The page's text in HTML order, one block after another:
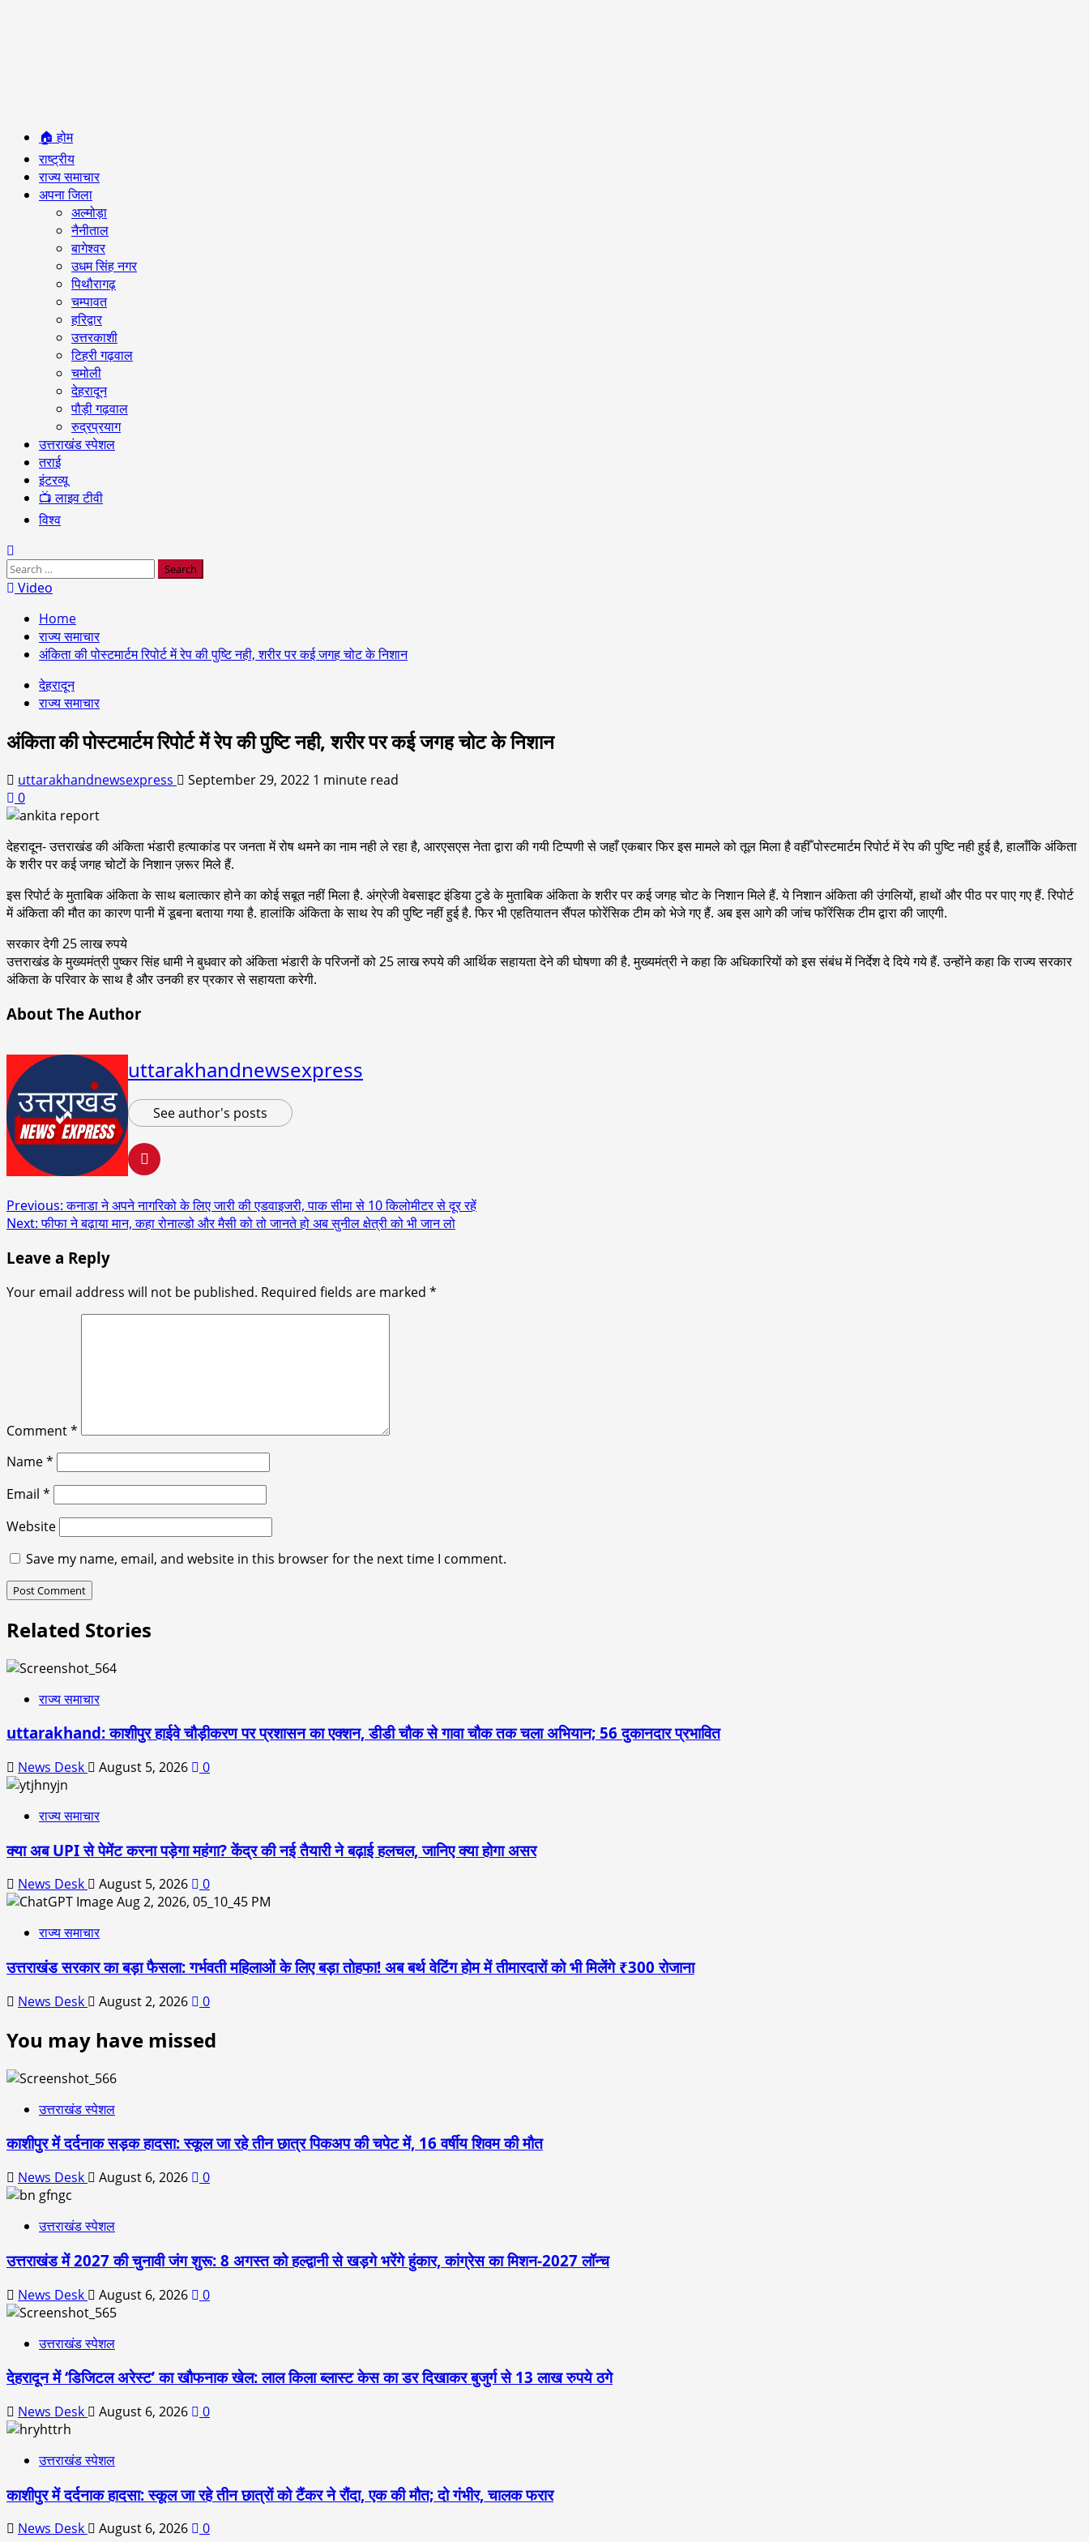
Primary
Menu
🏠 होम
राष्ट्रीय
राज्य समाचार
अपना जिला
अल्मोड़ा
नैनीताल
बागेश्वर
उधम सिंह नगर
पिथौरागढ़
चम्पावत
हरिद्वार
उत्तरकाशी
टिहरी गढ़वाल
चमोली
देहरादून
पौड़ी गढ़वाल
रुद्रप्रयाग
उत्तराखंड स्पेशल
तराई
इंटरव्यू
📺 लाइव टीवी
विश्व
Search
for:Video
Home
राज्य समाचार
अंकिता की पोस्टमार्टम रिपोर्ट में रेप की पुष्टि नही, शरीर पर कई जगह चोट के निशान
देहरादून
राज्य समाचार
अंकिता की पोस्टमार्टम रिपोर्ट में रेप की पुष्टि नही, शरीर पर कई जगह चोट के निशान
uttarakhandnewsexpress September 29, 2022 1 minute read
0
देहरादून- उत्तराखंड की अंकिता भंडारी हत्याकांड पर जनता में रोष थमने का नाम नही ले रहा है, आरएसएस नेता द्वारा की गयी टिप्पणी से जहाँ एकबार फिर इस मामले को तूल मिला है वहीँ पोस्टमार्टम रिपोर्ट में रेप की पुष्टि नही हुई है, हालाँकि अंकिता
के शरीर पर कई जगह चोटों के निशान ज़रूर मिले हैं.
इस रिपोर्ट के मुताबिक अंकिता के साथ बलात्कार होने का कोई सबूत नहीं मिला है. अंग्रेजी वेबसाइट इंडिया टुडे के मुताबिक अंकिता के शरीर पर कई जगह चोट के निशान मिले हैं. ये निशान अंकिता की उंगलियों, हाथों और पीठ पर पाए गए हैं. रिपोर्ट
में अंकिता की मौत का कारण पानी में डूबना बताया गया है. हालांकि अंकिता के साथ रेप की पुष्टि नहीं हुई है. फिर भी एहतियातन सैंपल फोरेंसिक टीम को भेजे गए हैं. अब इस आगे की जांच फॉरेंसिक टीम द्वारा की जाएगी.
सरकार देगी 25 लाख रुपये
उत्तराखंड के मुख्यमंत्री पुष्कर सिंह धामी ने बुधवार को अंकिता भंडारी के परिजनों को 25 लाख रुपये की आर्थिक सहायता देने की घोषणा की है. मुख्यमंत्री ने कहा कि अधिकारियों को इस संबंध में निर्देश दे दिये गये हैं. उन्होंने कहा कि राज्य सरकार
अंकिता के परिवार के साथ है और उनकी हर प्रकार से सहायता करेगी.
About The Author
uttarakhandnewsexpress
See author's posts
Post
navigation
Previous:कनाडा ने अपने नागरिको के लिए जारी की एडवाइजरी, पाक सीमा से 10 किलोमीटर से दूर रहें
Next:फीफा ने बढ़ाया मान, कहा रोनाल्डो और मैसी को तो जानते हो अब सुनील क्षेत्री को भी जान लो
Leave a Reply
Your email address will not be published. Required fields are marked *
Comment*
Name*
Email *
Website
Save my name, email, and website in this browser for the next time I comment.
Related Stories
राज्य समाचार
uttarakhand: काशीपुर हाईवे चौड़ीकरण पर प्रशासन का एक्शन, डीडी चौक से गावा चौक तक चला अभियान; 56 दुकानदार प्रभावित
News Desk August 5, 2026 0
राज्य समाचार
क्या अब UPI से पेमेंट करना पड़ेगा महंगा? केंद्र की नई तैयारी ने बढ़ाई हलचल, जानिए क्या होगा असर
News Desk August 5, 2026 0
राज्य समाचार
उत्तराखंड सरकार का बड़ा फैसला: गर्भवती महिलाओं के लिए बड़ा तोहफा! अब बर्थ वेटिंग होम में तीमारदारों को भी मिलेंगे ₹300 रोजाना
News Desk August 2, 2026 0
You may have missed
उत्तराखंड स्पेशल
काशीपुर में दर्दनाक सड़क हादसा: स्कूल जा रहे तीन छात्र पिकअप की चपेट में, 16 वर्षीय शिवम की मौत
News Desk August 6, 2026 0
उत्तराखंड स्पेशल
उत्तराखंड में 2027 की चुनावी जंग शुरू: 8 अगस्त को हल्द्वानी से खड़गे भरेंगे हुंकार, कांग्रेस का मिशन-2027 लॉन्च
News Desk August 6, 2026 0
उत्तराखंड स्पेशल
देहरादून में ‘डिजिटल अरेस्ट’ का खौफनाक खेल: लाल किला ब्लास्ट केस का डर दिखाकर बुजुर्ग से 13 लाख रुपये ठगे
News Desk August 6, 2026 0
उत्तराखंड स्पेशल
काशीपुर में दर्दनाक हादसा: स्कूल जा रहे तीन छात्रों को टैंकर ने रौंदा, एक की मौत; दो गंभीर, चालक फरार
News Desk August 6, 2026 0